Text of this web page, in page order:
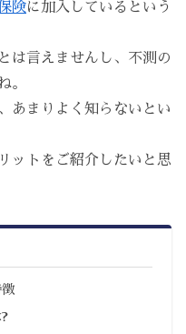
険に加入しているという
は言えませんし、不測の
。
あまりよく知らないとい
ットをご紹介したいと思